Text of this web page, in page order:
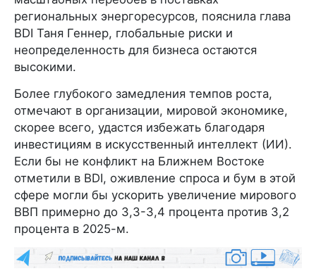
региональных энергоресурсов, пояснила глава
BDI Таня Геннер, глобальные риски и
неопределенность для бизнеса остаются
высокими.
Более глубокого замедления темпов роста,
отмечают в организации, мировой экономике,
скорее всего, удастся избежать благодаря
инвестициям в искусственный интеллект (ИИ).
Если бы не конфликт на Ближнем Востоке
отметили в BDI, оживление спроса и бум в этой
сфере могли бы ускорить увеличение мирового
ВВП примерно до 3,3-3,4 процента против 3,2
процента в 2025-м.